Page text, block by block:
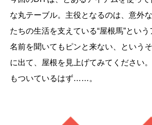
な丸テーブル。主役となるのは、意外
たちの生活を支えている“屋根馬”という
名前を聞いてもピンと来ない、という
に出て、屋根を見上げてみてください
もついているはず……。